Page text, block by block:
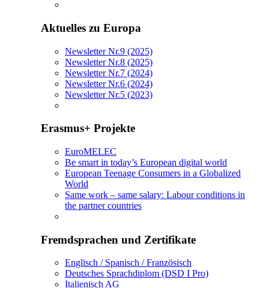
Aktuelles zu Europa
Newsletter Nr.9 (2025)
Newsletter Nr.8 (2025)
Newsletter Nr.7 (2024)
Newsletter Nr.6 (2024)
Newsletter Nr.5 (2023)
Erasmus+ Projekte
EuroMELEC
Be smart in today’s European digital world
European Teenage Consumers in a Globalized
World
Same work – same salary: Labour conditions in
the partner countries
Fremdsprachen und Zertifikate
Englisch / Spanisch / Französisch
Deutsches Sprachdiplom (DSD I Pro)
Italienisch AG